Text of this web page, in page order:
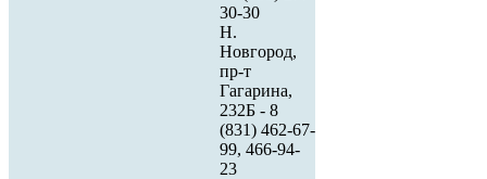
30-30
Н.
Новгород,
пр-т
Гагарина,
232Б - 8
(831) 462-67-
99, 466-94-
23